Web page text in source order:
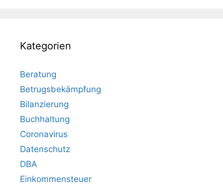
Kategorien
Beratung
Betrugsbekämpfung
Bilanzierung
Buchhaltung
Coronavirus
Datenschutz
DBA
Einkommensteuer